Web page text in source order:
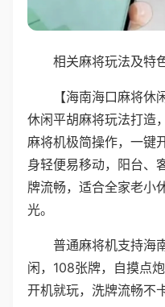
相关麻将玩法及特
【海南海口麻将
休闲平胡麻将玩法打造
麻将机极简操作，一键
身轻便易移动，阳台、
牌流畅，适合全家老小
光。
普通麻将机支持海
闲，108张牌，自摸点
开机就玩，洗牌流畅不